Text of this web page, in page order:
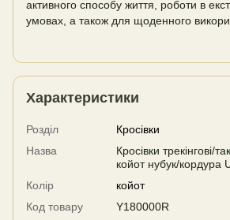
активного способу життя, роботи в
умовах, а також для щоденного
Характеристики
Розділ
Кросівки
Назва
Кросівки трекінгові/
койот нубук/кордура
Колір
койот
Код товару
Y180000R